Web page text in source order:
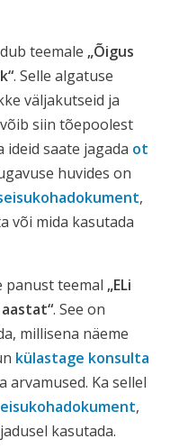
teemale „Õigus
. Selle algatuse
väljakutseid ja
siin tõepoolest
ideid saate jagada ot
huvides on
,
või mida kasutada
teemal „ELi
. See on
millisena näeme
külastage konsulta
arvamused. Ka sellel
,
kasutada.